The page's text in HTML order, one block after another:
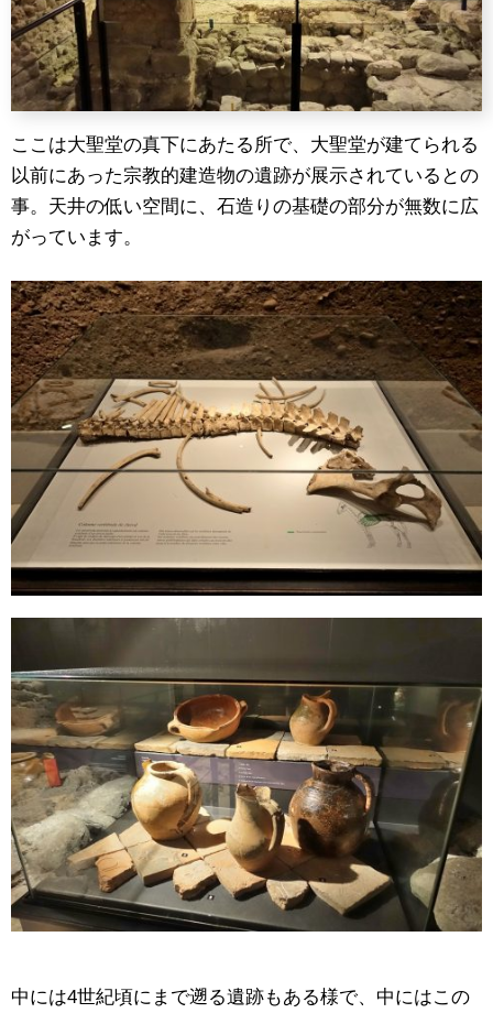
ここは大聖堂の真下にあたる所で、大聖堂が建てられる
以前にあった宗教的建造物の遺跡が展示されているとの
事。天井の低い空間に、石造りの基礎の部分が無数に広
がっています。
中には4世紀頃にまで遡る遺跡もある様で、中にはこの